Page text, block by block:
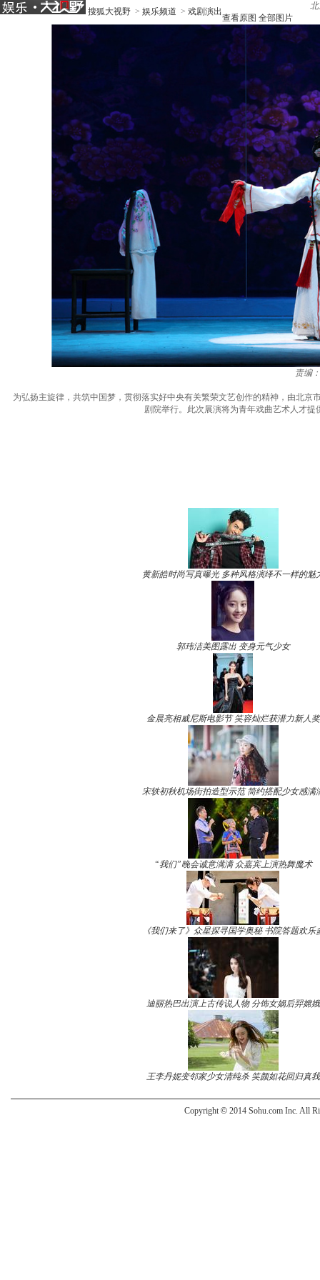
搜狐大视野 > 娱乐频道 > 戏剧演出
查看原图 全部图片
责编
为弘扬主旋律，共筑中国梦，贯彻落实好中央有关繁荣文艺创作的精神，由北京
剧院举行。此次展演将为青年戏曲艺术人才
黄新皓时尚写真曝光 多种风格演绎不一样的魅
郭玮洁美图露出 变身元气少女
金晨亮相威尼斯电影节 笑容灿烂获潜力新人奖
宋轶初秋机场街拍造型示范 简约搭配少女感满
“我们”晚会诚意满满 众嘉宾上演热舞魔术
《我们来了》众星探寻国学奥秘 书院答题欢乐
迪丽热巴出演上古传说人物 分饰女娲后羿嫦娥
王李丹妮变邻家少女清纯杀 笑颜如花回归真我
Copyright © 2014 Sohu.com Inc. All